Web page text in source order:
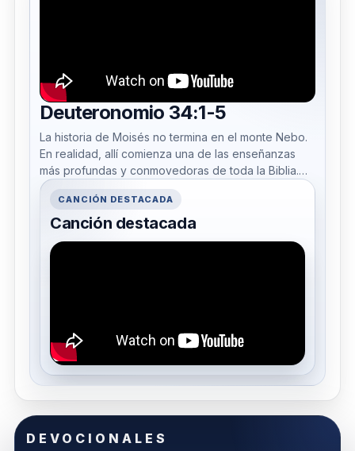
Deuteronomio 34:1-5
La historia de Moisés no termina en el monte Nebo.
En realidad, allí comienza una de las enseñanzas
más profundas y conmovedoras de toda la Biblia.
¿Por qué ...
CANCIÓN DESTACADA
Canción destacada
DEVOCIONALES